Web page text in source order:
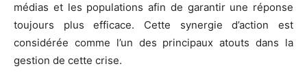
médias et les populations afin de garantir une réponse
toujours plus efficace. Cette synergie d’action est
considérée comme l’un des principaux atouts dans la
gestion de cette crise.